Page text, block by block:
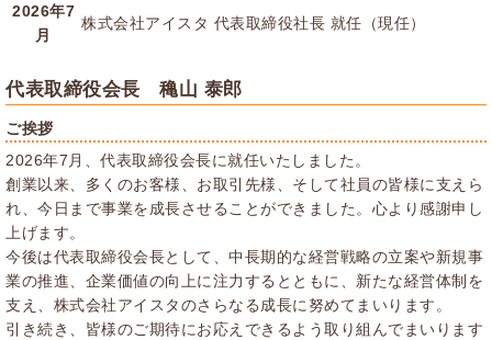
2026年7
月
株式会社アイスタ 代表取締役社長 就任（現任）
代表取締役会長 穐山 泰郎
ご挨拶
2026年7月、代表取締役会長に就任いたしました。
創業以来、多くのお客様、お取引先様、そして社員の皆様に支えら
れ、今日まで事業を成長させることができました。心より感謝申し
上げます。
今後は代表取締役会長として、中長期的な経営戦略の立案や新規事
業の推進、企業価値の向上に注力するとともに、新たな経営体制を
支え、株式会社アイスタのさらなる成長に努めてまいります。
引き続き、皆様のご期待にお応えできるよう取り組んでまいります